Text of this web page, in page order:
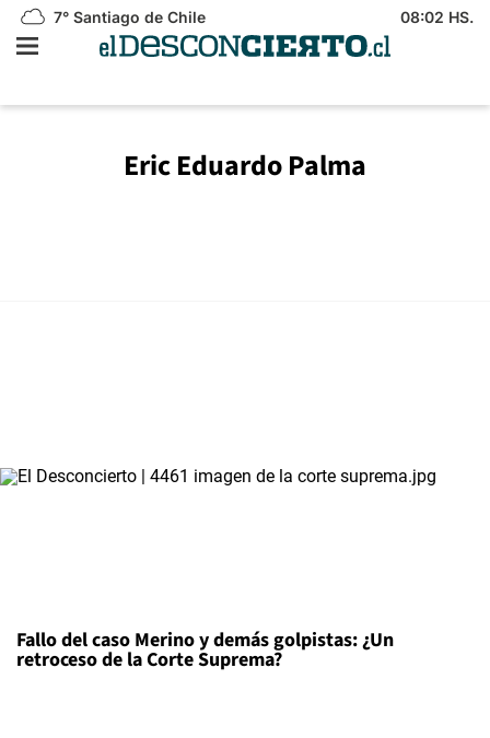
7° Santiago de Chile 08:02 HS.
Eric Eduardo Palma
Fallo del caso Merino y demás golpistas: ¿Un
retroceso de la Corte Suprema?